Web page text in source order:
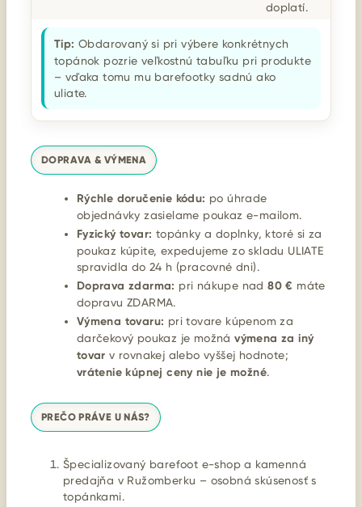
doplatí.
Tip: Obdarovaný si pri výbere konkrétnych
topánok pozrie veľkostnú tabuľku pri produkte
– vďaka tomu mu barefootky sadnú ako
uliate.
DOPRAVA & VÝMENA
Rýchle doručenie kódu: po úhrade
objednávky zasielame poukaz e-mailom.
Fyzický tovar: topánky a doplnky, ktoré si za
poukaz kúpite, expedujeme zo skladu ULIATE
spravidla do 24 h (pracovné dni).
Doprava zdarma: pri nákupe nad80 € máte
dopravu ZDARMA.
Výmena tovaru: pri tovare kúpenom za
darčekový poukaz je možnávýmena za iný
tovar v rovnakej alebo vyššej hodnote;
vrátenie kúpnej ceny nie je možné.
PREČO PRÁVE U NÁS?
Špecializovaný barefoot e-shop a kamenná
predajňa v Ružomberku – osobná skúsenosť s
topánkami.